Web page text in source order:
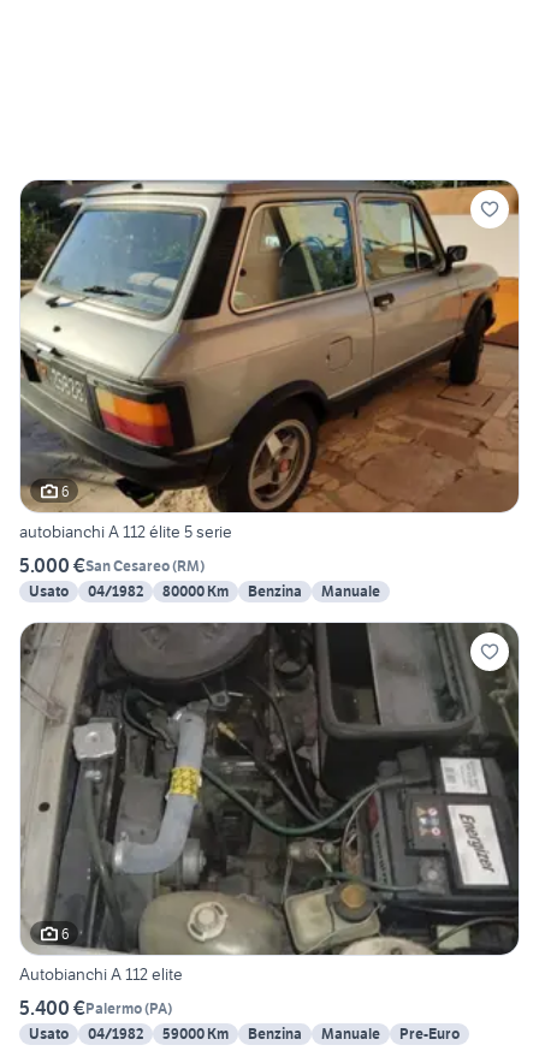
6
autobianchi A 112 élite 5 serie
5.000 €San Cesareo(RM)
Usato
04/1982 80000 Km Benzina Manuale
6
Autobianchi A 112 elite
5.400 €Palermo(PA)
Usato
04/1982 59000 Km Benzina Manuale
Pre-Euro